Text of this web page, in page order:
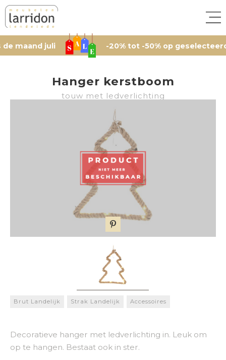
juli -20% tot -50% op geselecteerde
Hanger kerstboom
touw met ledverlichting
Brut Landelijk Strak Landelijk Accessoires
Decoratieve hanger met ledverlichting in. Leuk om
op te hangen. Bestaat ook in ster.